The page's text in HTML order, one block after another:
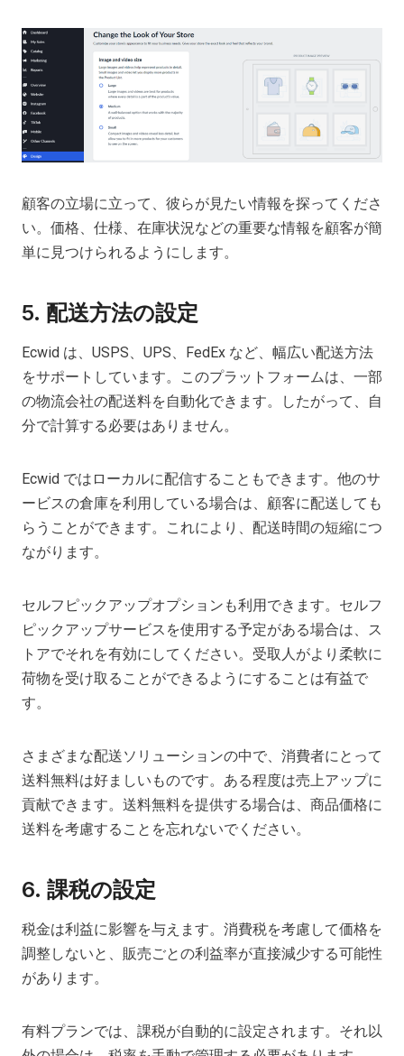
顧客の立場に立って、彼らが見たい情報を探ってくださ
い。価格、仕様、在庫状況などの重要な情報を顧客が簡
単に見つけられるようにします。
5. 配送方法の設定
Ecwid は、USPS、UPS、FedEx など、幅広い配送方法
をサポートしています。このプラットフォームは、一部
の物流会社の配送料を自動化できます。したがって、自
分で計算する必要はありません。
Ecwid ではローカルに配信することもできます。他のサ
ービスの倉庫を利用している場合は、顧客に配送しても
らうことができます。これにより、配送時間の短縮につ
ながります。
セルフピックアップオプションも利用できます。セルフ
ピックアップサービスを使用する予定がある場合は、ス
トアでそれを有効にしてください。受取人がより柔軟に
荷物を受け取ることができるようにすることは有益で
す。
さまざまな配送ソリューションの中で、消費者にとって
送料無料は好ましいものです。ある程度は売上アップに
貢献できます。送料無料を提供する場合は、商品価格に
送料を考慮することを忘れないでください。
6. 課税の設定
税金は利益に影響を与えます。消費税を考慮して価格を
調整しないと、販売ごとの利益率が直接減少する可能性
があります。
有料プランでは、課税が自動的に設定されます。それ以